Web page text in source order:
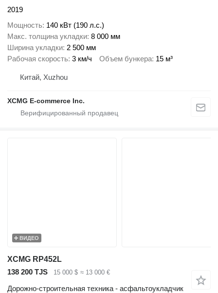
2019
Мощность 140 кВт (190 л.с.)
Макс. толщина укладки 8 000 мм
Ширина укладки 2 500 мм
Рабочая скорость 3 км/ч Объем бункера 15 м³
Китай, Xuzhou
XCMG E-commerce Inc.
ВИДЕО
XCMG RP452L
138 200 TJS
15 000 $ ≈ 13 000 €
Дорожно-строительная техника - асфальтоукладчик